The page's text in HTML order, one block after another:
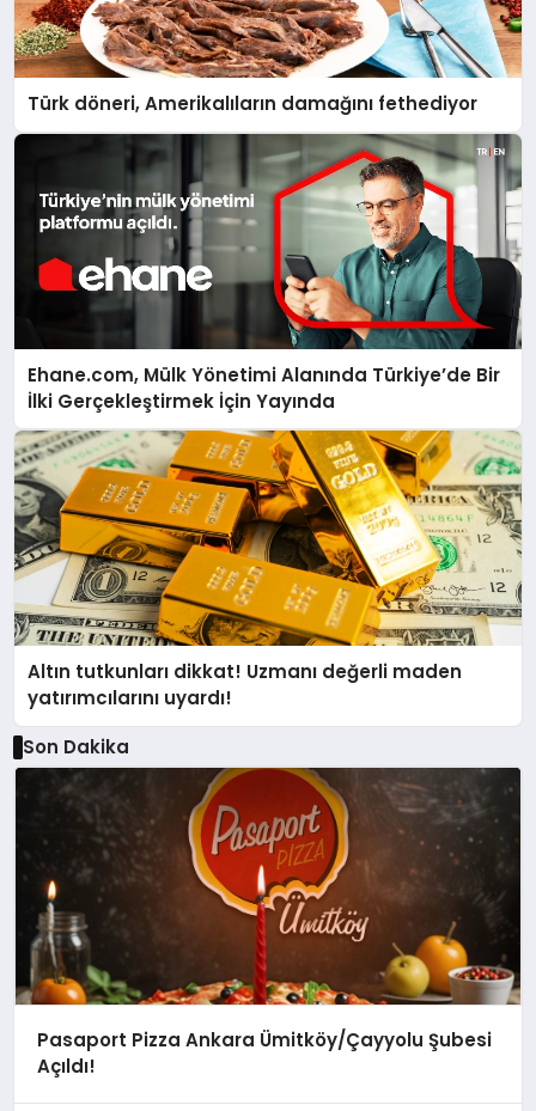
Türk döneri, Amerikalıların damağını fethediyor
Ehane.com, Mülk Yönetimi Alanında Türkiye’de Bir
İlki Gerçekleştirmek İçin Yayında
Altın tutkunları dikkat! Uzmanı değerli maden
yatırımcılarını uyardı!
Son Dakika
Pasaport Pizza Ankara Ümitköy/Çayyolu Şubesi
Açıldı!